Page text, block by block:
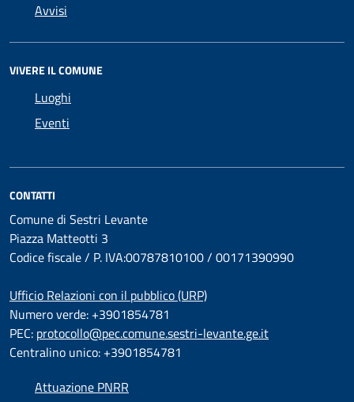
Avvisi
VIVERE IL COMUNE
Luoghi
Eventi
CONTATTI
Comune di Sestri Levante
Piazza Matteotti 3
Codice fiscale / P. IVA:00787810100 / 00171390990
Ufficio Relazioni con il pubblico (URP)
Numero verde: +3901854781
PEC: protocollo@pec.comune.sestri-levante.ge.it
Centralino unico: +3901854781
Attuazione PNRR